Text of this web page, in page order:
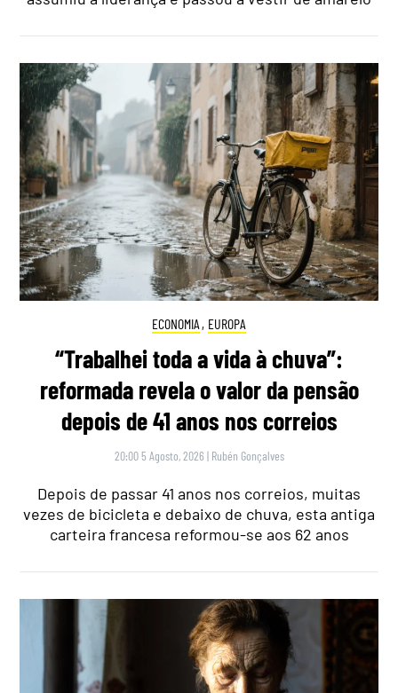
ECONOMIA , EUROPA
“Trabalhei toda a vida à chuva”:
reformada revela o valor da pensão
depois de 41 anos nos correios
20:00 5 Agosto, 2026 | Rubén Gonçalves
Depois de passar 41 anos nos correios, muitas
vezes de bicicleta e debaixo de chuva, esta antiga
carteira francesa reformou-se aos 62 anos